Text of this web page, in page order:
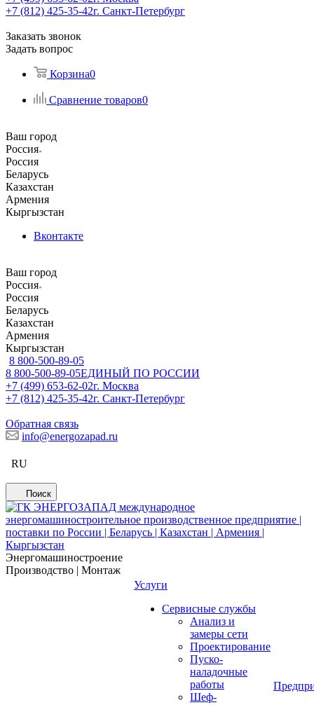
+7 (812) 425-35-42г. Санкт-Петербург
Заказать звонок
Задать вопрос
Корзина0
Сравнение товаров0
Ваш город
Россия
Россия
Беларусь
Казахстан
Армения
Кыргызстан
Вконтакте
Ваш город
Россия
Россия
Беларусь
Казахстан
Армения
Кыргызстан
8 800-500-89-05
8 800-500-89-05ЕДИНЫЙ ПО РОССИИ
+7 (499) 653-62-02г. Москва
+7 (812) 425-35-42г. Санкт-Петербург
Обратная связь
info@energozapad.ru
RU
Поиск
Энергомашиностроение
Производство | Монтаж
Услуги
Сервисные службы
Анализ и
замеры сети
Проектирование
Пуско-
наладочные
работы
Шеф-